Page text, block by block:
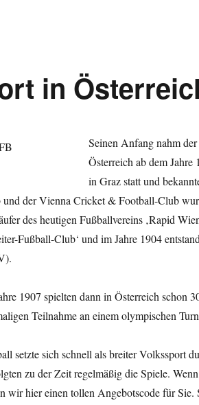
in
Seinen Anfang nahm
Österreich ab dem
in Graz statt und
der Vienna Cricket & Football-Club
des heutigen Fußballvereins ‚Rapid
Fußball-Club‘ und im Jahre 1904
1907 spielten dann in Österreich schon
Teilnahme an einem olympischen
setzte sich schnell als breiter Volkssport
zu der Zeit regelmäßig die Spiele.
wir hier einen tollen Angebotscode für Sie.